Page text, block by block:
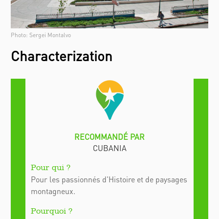
Photo: Sergei Montalvo
Characterization
Pour les passionnés d'Histoire et de paysages
montagneux.